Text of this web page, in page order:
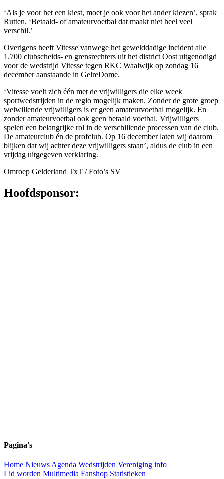
‘Als je voor het een kiest, moet je ook voor het ander kiezen’, sprak
Rutten. ‘Betaald- of amateurvoetbal dat maakt niet heel veel
verschil.’
Overigens heeft Vitesse vanwege het gewelddadige incident alle
1.700 clubscheids- en grensrechters uit het district Oost uitgenodigd
voor de wedstrijd Vitesse tegen RKC Waalwijk op zondag 16
december aanstaande in GelreDome.
‘Vitesse voelt zich één met de vrijwilligers die elke week
sportwedstrijden in de regio mogelijk maken. Zonder de grote groep
welwillende vrijwilligers is er geen amateurvoetbal mogelijk. En
zonder amateurvoetbal ook geen betaald voetbal. Vrijwilligers
spelen een belangrijke rol in de verschillende processen van de club.
De amateurclub én de profclub. Op 16 december laten wij daarom
blijken dat wij achter deze vrijwilligers staan’, aldus de club in een
vrijdag uitgegeven verklaring.
Omroep Gelderland TxT / Foto’s SV
Hoofdsponsor:
Pagina's
Home NieuwsAgenda Wedstrijden Vereniging info
Lid worden Multimedia Fanshop Statistieken